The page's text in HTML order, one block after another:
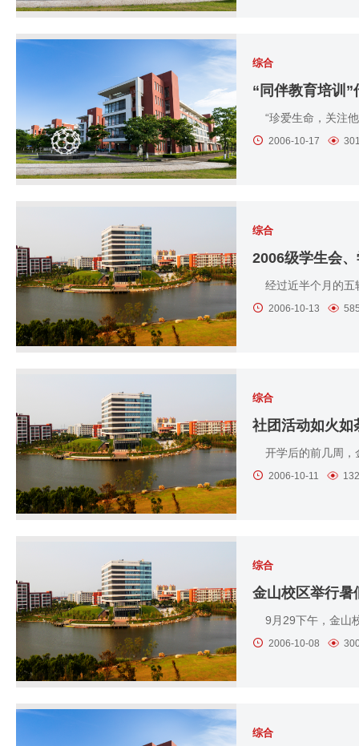
综合
“同伴教育培训
“珍爱生命，关注
2006-10-17
综合
2006级学生会
经过近半个月的五
2006-10-13
综合
社团活动如火如
开学后的前几周，
2006-10-11
综合
金山校区举行暑
9月29下午，金山
2006-10-08
综合